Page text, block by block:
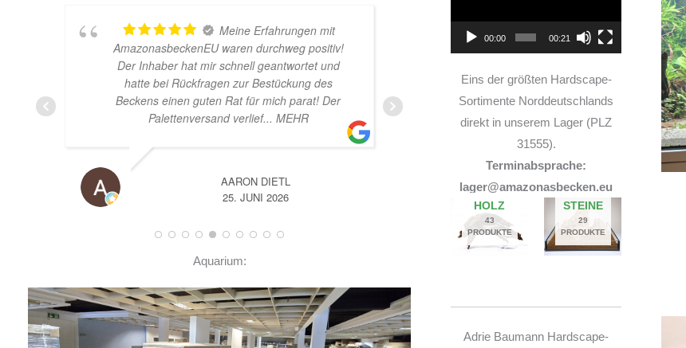
Meine Erfahrungen mit
AmazonasbeckenEU waren durchweg positiv!
Der Inhaber hat mir schnell geantwortet und
hatte bei Rückfragen zur Bestückung des
Beckens einen guten Rat für mich parat! Der
Palettenversand verlief... MEHR
AARON DIETL
25. JUNI 2026
TOP Hardscape im Laden
und sehr nette Beratung! Ich bin super Glücklich
A
14. JUNI 2026
Aquarium:
00:00 00:21
Eins der größten Hardscape-
Sortimente Norddeutschlands
direkt in unserem Lager (PLZ
31555).
Terminabsprache:
lager@amazonasbecken.eu
HOLZ
43
PRODUKTE
STEINE
29
PRODUKTE
Adrie Baumann Hardscape-